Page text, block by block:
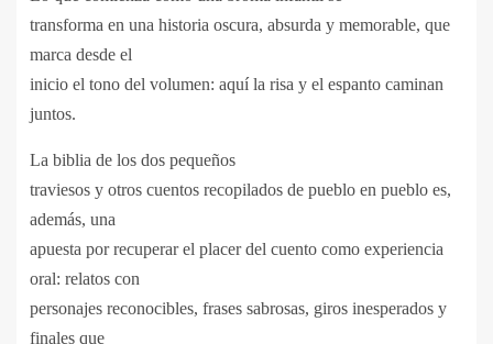
transforma en una historia oscura, absurda y memorable, que
marca desde el
inicio el tono del volumen: aquí la risa y el espanto caminan
juntos.
La biblia de los dos pequeños
traviesos y otros cuentos recopilados de pueblo en pueblo es,
además, una
apuesta por recuperar el placer del cuento como experiencia
oral: relatos con
personajes reconocibles, frases sabrosas, giros inesperados y
finales que